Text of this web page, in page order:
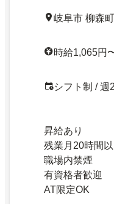
岐阜市 柳森
時給1,065円
シフト制 / 週
昇給あり
残業月20時間
職場内禁煙
有資格者歓迎
AT限定OK